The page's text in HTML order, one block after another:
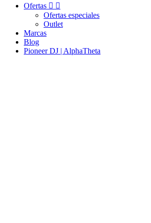
Ofertas  
Ofertas especiales
Outlet
Marcas
Blog
Pioneer DJ | AlphaTheta